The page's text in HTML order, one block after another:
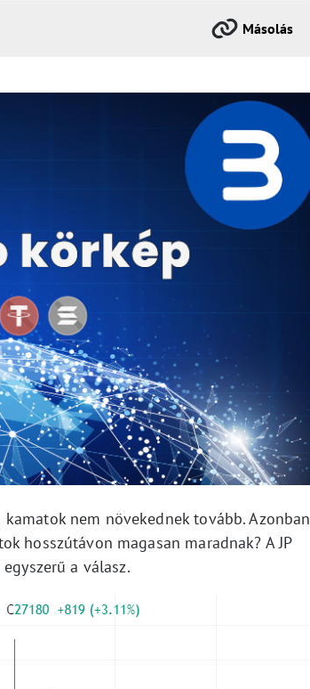
Másolás
nem növekednek tovább. Azonban
hosszútávon magasan maradnak? A JP
a válasz.